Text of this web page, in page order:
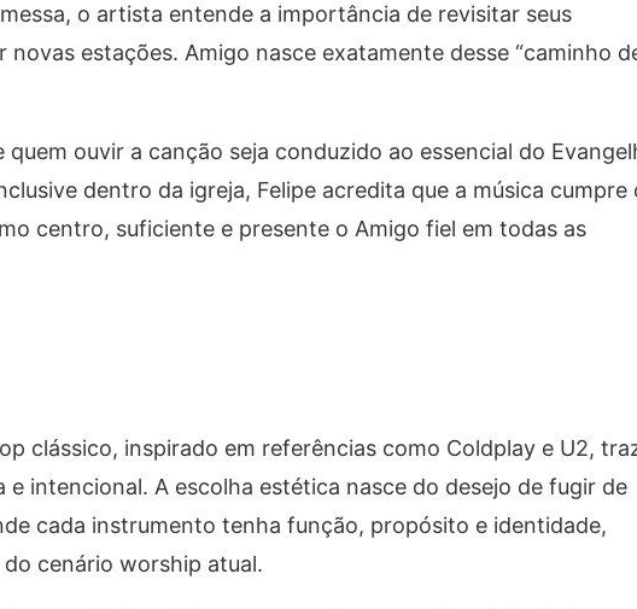
o artista entende a importância de revisitar seus
estações. Amigo nasce exatamente desse “caminho
ouvir a canção seja conduzido ao essencial do
dentro da igreja, Felipe acredita que a música cumpre
centro, suficiente e presente o Amigo fiel em todas as
clássico, inspirado em referências como Coldplay e U2,
intencional. A escolha estética nasce do desejo de fugir de
cada instrumento tenha função, propósito e identidade,
cenário worship atual.